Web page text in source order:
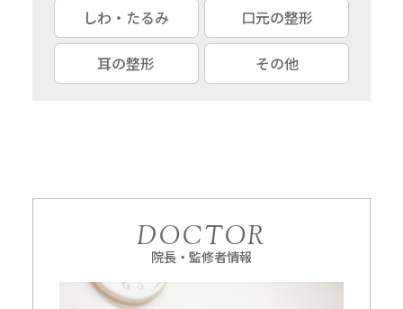
しわ・たるみ 口元の整形
耳の整形 その他
DOCTOR
院長・監修者情報